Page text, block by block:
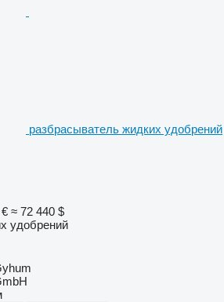
разбрасыватель жидких удобрений
≈ 72 440 $
удобрений